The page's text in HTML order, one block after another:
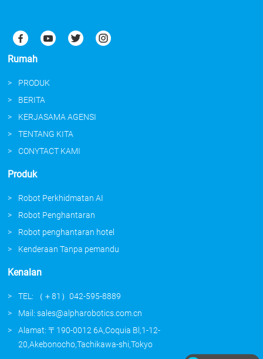
Rumah
PRODUK
BERITA
KERJASAMA AGENSI
TENTANG KITA
CONYTACT KAMI
Produk
Robot Perkhidmatan AI
Robot Penghantaran
Robot penghantaran hotel
Kenderaan Tanpa pemandu
Kenalan
TEL: （＋81）042-595-8889
Mail: sales@alpharobotics.com.cn
Alamat: 〒190-0012 6A,Coquia Bl,1-12-
20,Akebonocho,Tachikawa-shi,Tokyo